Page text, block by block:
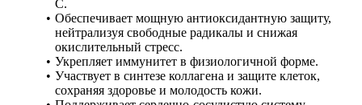
C.
Обеспечивает мощную антиоксидантную защиту,
нейтрализуя свободные радикалы и снижая
окислительный стресс.
Укрепляет иммунитет в физиологичной форме.
Участвует в синтезе коллагена и защите клеток,
сохраняя здоровье и молодость кожи.